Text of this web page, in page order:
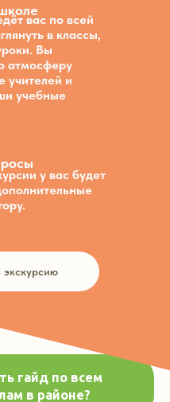
вас по всей
в классы,
Вы
атмосферу
учителей и
учебные
у вас будет
экскурсию
гайд по всем
в районе?